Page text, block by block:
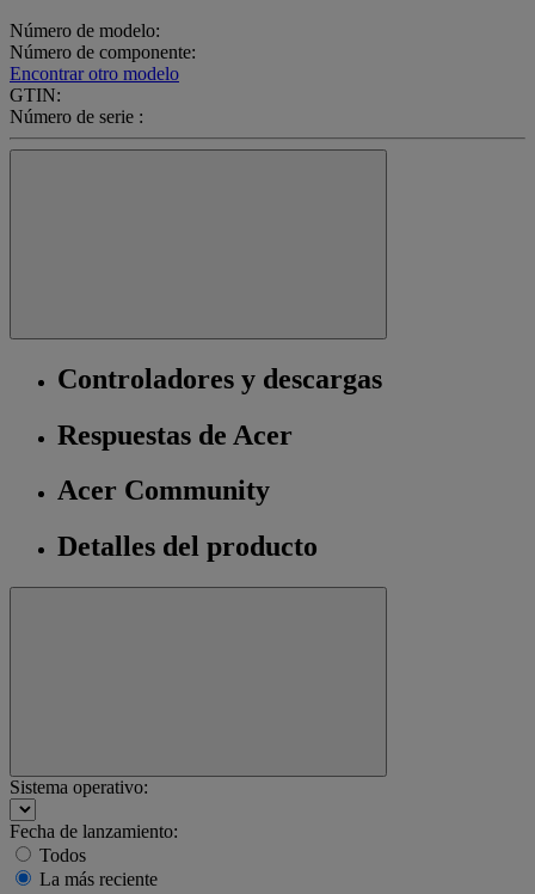
Número de modelo:
Número de componente:
Encontrar otro modelo
GTIN:
Número de serie :
Controladores y descargas
Respuestas de Acer
Acer Community
Detalles del producto
Sistema operativo:
Fecha de lanzamiento:
Todos
La más reciente